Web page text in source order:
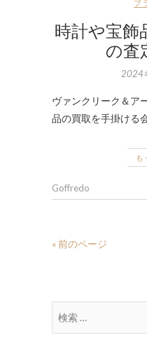
ブ
時計や宝
の査
2024
ヴァンクリーク＆ア
品の買取を手掛ける
も
Goffredo
« 前のページ